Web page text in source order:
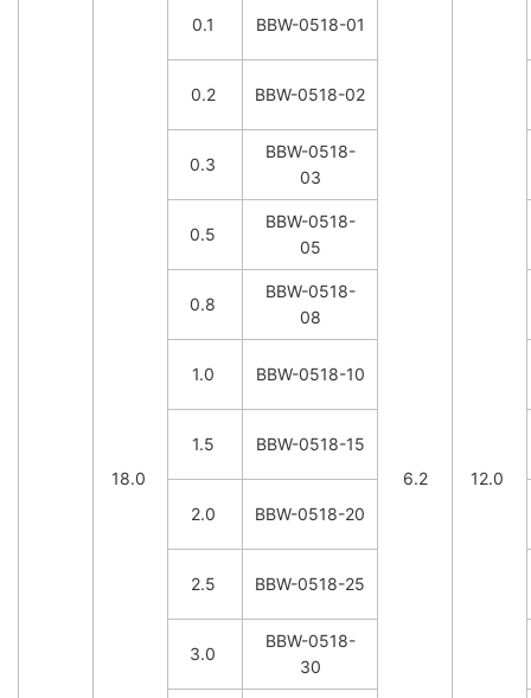
6.2
18.0
0.1 BBW-0518-01
12.0
0.2 BBW-0518-02
0.3
BBW-0518-
03
0.5
BBW-0518-
05
0.8
BBW-0518-
08
1.0 BBW-0518-10
1.5 BBW-0518-15
2.0 BBW-0518-20
2.5 BBW-0518-25
3.0
BBW-0518-
30